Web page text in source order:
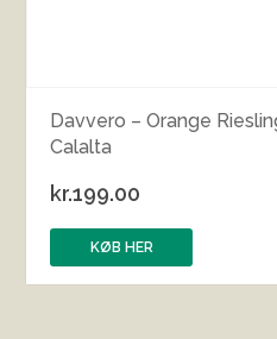
Davvero – Orange
Calalta
kr.199.00
KØB HER